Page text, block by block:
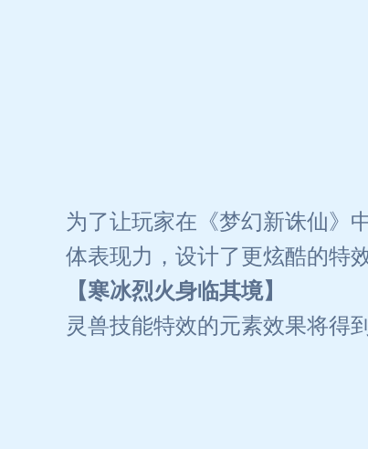
为了让玩家在《梦幻新诛仙》
体表现力，设计了更炫酷的特效
【寒冰烈火身临其境】
灵兽技能特效的元素效果将得